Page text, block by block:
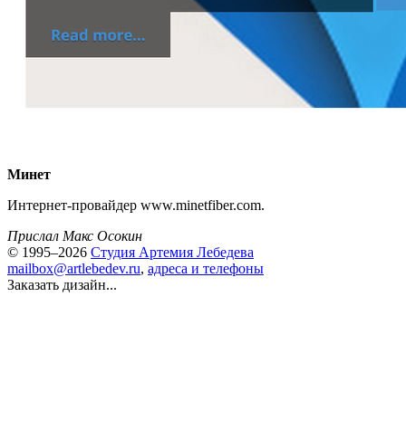
Минет
Интернет-провайдер www.minetfiber.com.
Прислал Макс Осокин
© 1995–2026 Студия Артемия Лебедева
mailbox@artlebedev.ru, адреса и телефоны
Заказать дизайн...